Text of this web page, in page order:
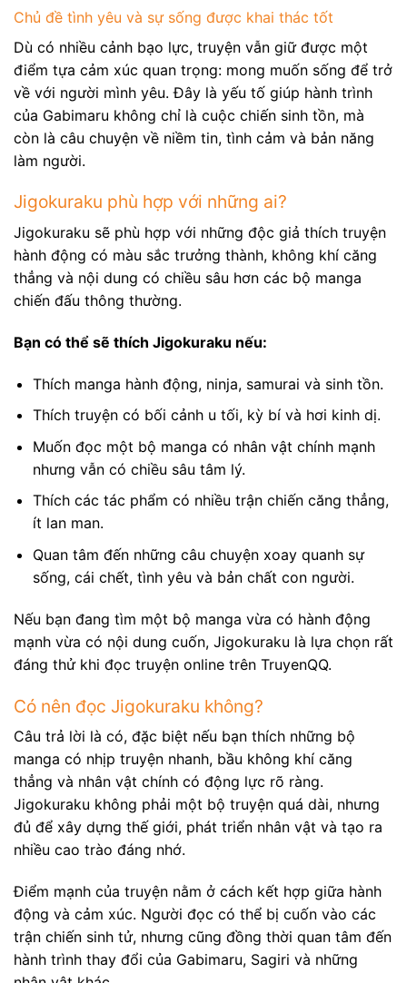
Chủ đề tình yêu và sự sống được khai thác tốt
Dù có nhiều cảnh bạo lực, truyện vẫn giữ được một
điểm tựa cảm xúc quan trọng: mong muốn sống để trở
về với người mình yêu. Đây là yếu tố giúp hành trình
của Gabimaru không chỉ là cuộc chiến sinh tồn, mà
còn là câu chuyện về niềm tin, tình cảm và bản năng
làm người.
Jigokuraku phù hợp với những ai?
Jigokuraku sẽ phù hợp với những độc giả thích truyện
hành động có màu sắc trưởng thành, không khí căng
thẳng và nội dung có chiều sâu hơn các bộ manga
chiến đấu thông thường.
Bạn có thể sẽ thích Jigokuraku nếu:
Thích manga hành động, ninja, samurai và sinh tồn.
Thích truyện có bối cảnh u tối, kỳ bí và hơi kinh dị.
Muốn đọc một bộ manga có nhân vật chính mạnh
nhưng vẫn có chiều sâu tâm lý.
Thích các tác phẩm có nhiều trận chiến căng thẳng,
ít lan man.
Quan tâm đến những câu chuyện xoay quanh sự
sống, cái chết, tình yêu và bản chất con người.
Nếu bạn đang tìm một bộ manga vừa có hành động
mạnh vừa có nội dung cuốn, Jigokuraku là lựa chọn rất
đáng thử khi đọc truyện online trên TruyenQQ.
Có nên đọc Jigokuraku không?
Câu trả lời là có, đặc biệt nếu bạn thích những bộ
manga có nhịp truyện nhanh, bầu không khí căng
thẳng và nhân vật chính có động lực rõ ràng.
Jigokuraku không phải một bộ truyện quá dài, nhưng
đủ để xây dựng thế giới, phát triển nhân vật và tạo ra
nhiều cao trào đáng nhớ.
Điểm mạnh của truyện nằm ở cách kết hợp giữa hành
động và cảm xúc. Người đọc có thể bị cuốn vào các
trận chiến sinh tử, nhưng cũng đồng thời quan tâm đến
hành trình thay đổi của Gabimaru, Sagiri và những